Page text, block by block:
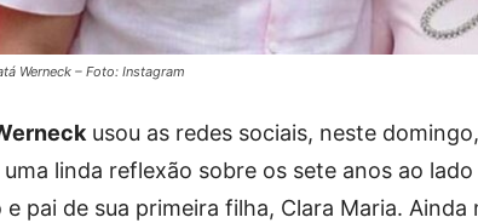
Werneck – Foto: Instagram
usou as redes sociais, neste
linda reflexão sobre os sete anos ao lado
pai de sua primeira filha, Clara Maria.